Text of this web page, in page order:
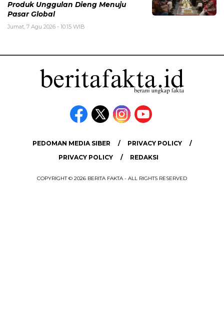
Produk Unggulan Dieng Menuju
Pasar Global
Jumat, 7 Agu 2026 - 10:15 WIB
PEDOMAN MEDIA SIBER
PRIVACY POLICY
PRIVACY POLICY
REDAKSI
COPYRIGHT © 2026 BERITA FAKTA - ALL RIGHTS RESERVED